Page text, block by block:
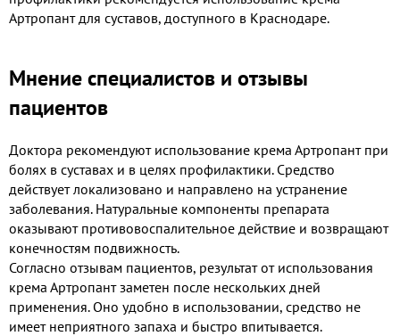
Артропант для суставов, доступного в Краснодаре.
Мнение специалистов и отзывы
пациентов
Доктора рекомендуют использование крема Артропант при
болях в суставах и в целях профилактики. Средство
действует локализовано и направлено на устранение
заболевания. Натуральные компоненты препарата
оказывают противовоспалительное действие и возвращают
конечностям подвижность.
Согласно отзывам пациентов, результат от использования
крема Артропант заметен после нескольких дней
применения. Оно удобно в использовании, средство не
имеет неприятного запаха и быстро впитывается.